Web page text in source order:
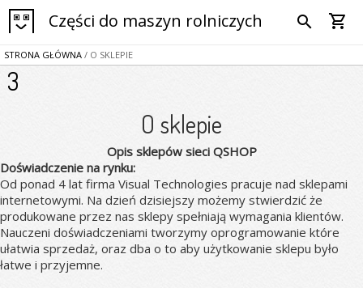
Części do maszyn rolniczych search shopping_cart
STRONA GŁÓWNA / O SKLEPIE
3
O sklepie
Opis sklepów sieci QSHOP
Doświadczenie na rynku:
Od ponad 4 lat firma Visual Technologies pracuje nad sklepami
internetowymi. Na dzień dzisiejszy możemy stwierdzić że
produkowane przez nas sklepy spełniają wymagania klientów.
Nauczeni doświadczeniami tworzymy oprogramowanie które
ułatwia sprzedaż, oraz dba o to aby użytkowanie sklepu było
łatwe i przyjemne.